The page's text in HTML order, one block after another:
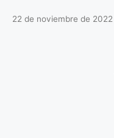
22 de noviembre de 2022